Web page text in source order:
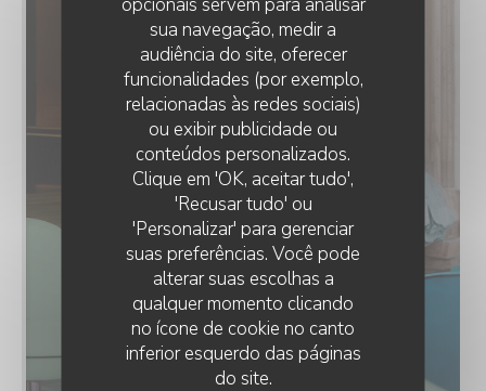
sua navegação, medir a
audiência do site, oferecer
funcionalidades (por exemplo,
relacionadas às redes sociais)
ou exibir publicidade ou
conteúdos personalizados.
Clique em 'OK, aceitar tudo',
'Recusar tudo' ou
'Personalizar' para gerenciar
suas preferências. Você pode
alterar suas escolhas a
qualquer momento clicando
no ícone de cookie no canto
inferior esquerdo das páginas
do site.